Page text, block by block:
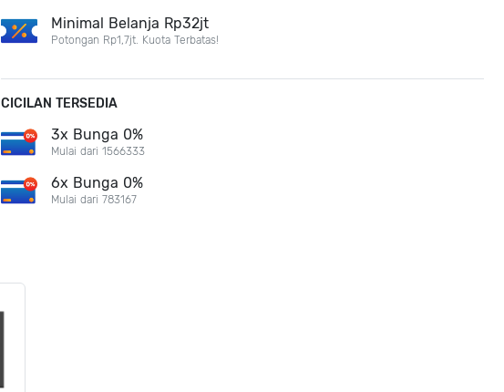
Minimal Belanja Rp32jt
Potongan Rp1,7jt. Kuota Terbatas!
CICILAN TERSEDIA
3x Bunga 0%
Mulai dari 1566333
6x Bunga 0%
Mulai dari 783167